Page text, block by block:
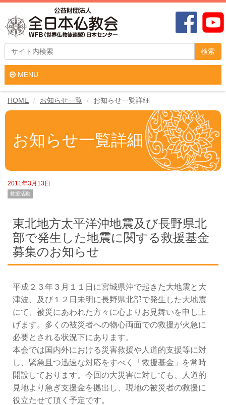
検索
MENU
HOME お知らせ一覧 お知らせ一覧詳細
お知らせ一覧詳細
2011年3月13日
救援活動
東北地方太平洋沖地震及び長野県北
部で発生した地震に関する救援基金
募集のお知らせ
平成２３年３月１１日に宮城県沖で起きた大地震と大
津波、及び１２日未明に長野県北部で発生した大地震
にて、被災にあわれた方々に心よりお見舞いを申し上
げます。多くの被災者への物心両面での救援が火急に
必要とされる状況下にあります。
本会では国内外における災害救援や人道的支援等に対
し、緊急且つ迅速な対応をすべく「救援基金」を常時
開設しております。今回の大災害に対しても、人道的
見地より急ぎ支援金を拠出し、現地の被災者の救援に
役立たせて頂く予定です。